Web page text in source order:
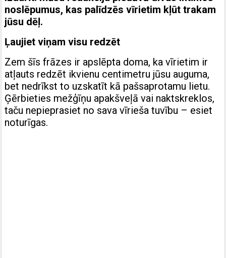
noslēpumus, kas palīdzēs vīrietim kļūt trakam
jūsu dēļ.
Ļaujiet viņam visu redzēt
Zem šīs frāzes ir apslēpta doma, ka vīrietim ir
atļauts redzēt ikvienu centimetru jūsu auguma,
bet nedrīkst to uzskatīt kā pašsaprotamu lietu.
Ģērbieties mežģīņu apakšveļā vai naktskreklos,
taču nepieprasiet no sava vīrieša tuvību – esiet
noturīgas.